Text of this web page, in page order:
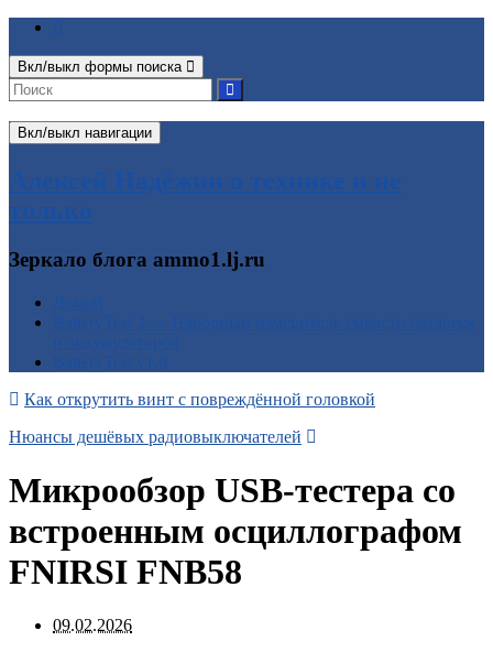
Вкл/выкл формы поиска
Вкл/выкл навигации
Алексей Надёжин о технике и не
только
Зеркало блога ammo1.lj.ru
Как открутить винт с повреждённой головкой
Нюансы дешёвых радиовыключателей
Микрообзор USB-тестера со
встроенным осциллографом
FNIRSI FNB58
09.02.2026